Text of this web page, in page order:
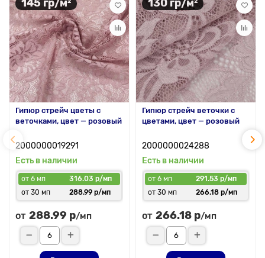
145 гр/м²
Гипюр стрейч цветы с
веточками, цвет — розовый
2000000019291
Есть в наличии
от 6 мп
316.03 р/мп
от 30 мп
288.99 р/мп
от 288.99 р/мп
130 гр/м²
Гипюр стрейч веточки с
цветами, цвет — розовый
2000000024288
Есть в наличии
от 6 мп
291.53 р/мп
от 30 мп
266.18 р/мп
от 266.18 р/мп